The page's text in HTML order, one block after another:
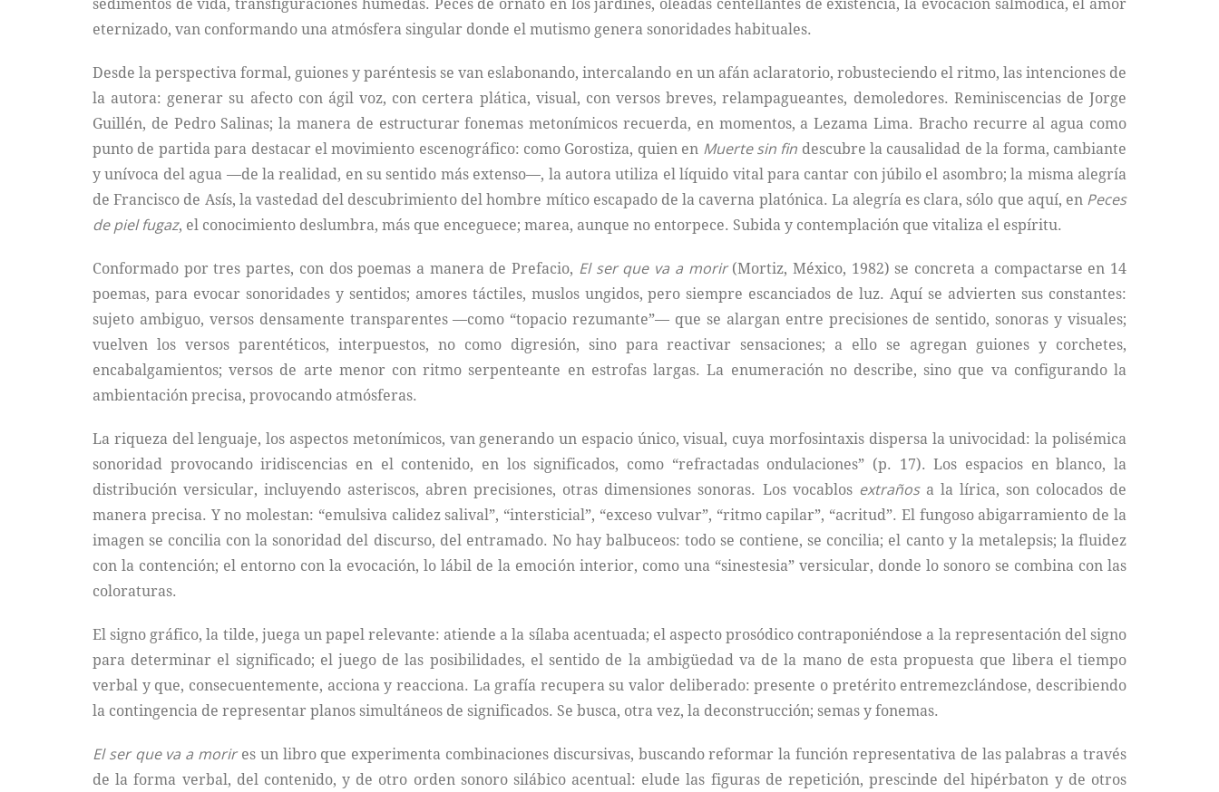
eternizado, van conformando una atmósfera singular donde el mutismo genera sonoridades habituales.
Desde la perspectiva formal, guiones y paréntesis se van eslabonando, intercalando en un afán aclaratorio, robusteciendo el ritmo, las intenciones de
la autora: generar su afecto con ágil voz, con certera plática, visual, con versos breves, relampagueantes, demoledores. Reminiscencias de Jorge
Guillén, de Pedro Salinas; la manera de estructurar fonemas metonímicos recuerda, en momentos, a Lezama Lima. Bracho recurre al agua como
punto de partida para destacar el movimiento escenográfico: como Gorostiza, quien en Muerte sin fin descubre la causalidad de la forma, cambiante
y unívoca del agua —de la realidad, en su sentido más extenso—, la autora utiliza el líquido vital para cantar con júbilo el asombro; la misma alegría
de Francisco de Asís, la vastedad del descubrimiento del hombre mítico escapado de la caverna platónica. La alegría es clara, sólo que aquí, en Peces
de piel fugaz, el conocimiento deslumbra, más que enceguece; marea, aunque no entorpece. Subida y contemplación que vitaliza el espíritu.
Conformado por tres partes, con dos poemas a manera de Prefacio, El ser que va a morir(Mortiz, México, 1982) se concreta a compactarse en 14
poemas, para evocar sonoridades y sentidos; amores táctiles, muslos ungidos, pero siempre escanciados de luz. Aquí se advierten sus constantes:
sujeto ambiguo, versos densamente transparentes —como “topacio rezumante”— que se alargan entre precisiones de sentido, sonoras y visuales;
vuelven los versos parentéticos, interpuestos, no como digresión, sino para reactivar sensaciones; a ello se agregan guiones y corchetes,
encabalgamientos; versos de arte menor con ritmo serpenteante en estrofas largas. La enumeración no describe, sino que va configurando la
ambientación precisa, provocando atmósferas.
La riqueza del lenguaje, los aspectos metonímicos, van generando un espacio único, visual, cuya morfosintaxis dispersa la univocidad: la polisémica
sonoridad provocando iridiscencias en el contenido, en los significados, como “refractadas ondulaciones” (p. 17). Los espacios en blanco, la
distribución versicular, incluyendo asteriscos, abren precisiones, otras dimensiones sonoras. Los vocablos extrañosa la lírica, son colocados de
manera precisa. Y no molestan: “emulsiva calidez salival”, “intersticial”, “exceso vulvar”, “ritmo capilar”, “acritud”. El fungoso abigarramiento de la
imagen se concilia con la sonoridad del discurso, del entramado. No hay balbuceos: todo se contiene, se concilia; el canto y la metalepsis; la fluidez
con la contención; el entorno con la evocación, lo lábil de la emoción interior, como una “sinestesia” versicular, donde lo sonoro se combina con las
coloraturas.
El signo gráfico, la tilde, juega un papel relevante: atiende a la sílaba acentuada; el aspecto prosódico contraponiéndose a la representación del signo
para determinar el significado; el juego de las posibilidades, el sentido de la ambigüedad va de la mano de esta propuesta que libera el tiempo
verbal y que, consecuentemente, acciona y reacciona. La grafía recupera su valor deliberado: presente o pretérito entremezclándose, describiendo
la contingencia de representar planos simultáneos de significados. Se busca, otra vez, la deconstrucción; semas y fonemas.
El ser que va a morires un libro que experimenta combinaciones discursivas, buscando reformar la función representativa de las palabras a través
de la forma verbal, del contenido, y de otro orden sonoro silábico acentual: elude las figuras de repetición, prescinde del hipérbaton y de otros